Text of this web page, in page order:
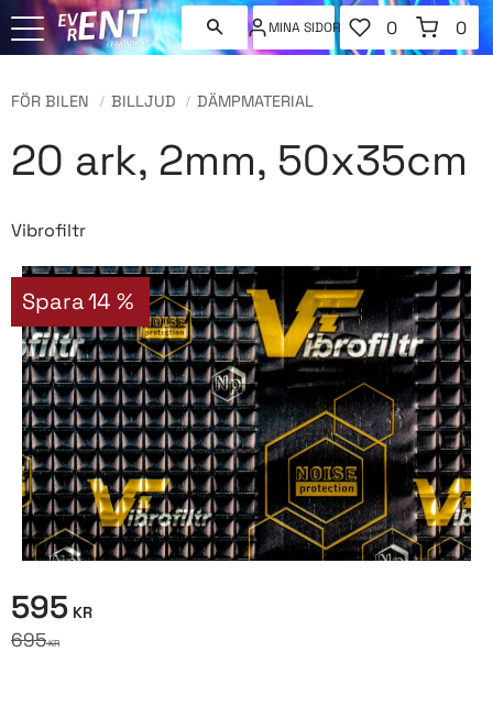
MINA SIDOR
FAVORITER
ANTAL
0
KUNDVAGN
0
FÖR BILEN BILLJUD DÄMPMATERIAL
20 ark, 2mm, 50x35cm
Vibrofiltr
Spara14 %
Nedsatt pris:
595 KR
Ordinarie pris:
695KR